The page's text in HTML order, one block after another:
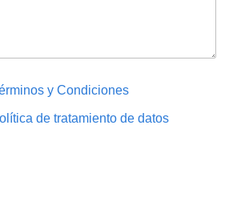
y Condiciones
de tratamiento de datos